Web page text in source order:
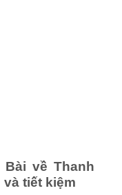
về Thanh
tiết kiệm